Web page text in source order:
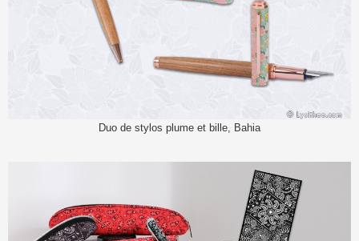
Duo de stylos plume et bille, Bahia